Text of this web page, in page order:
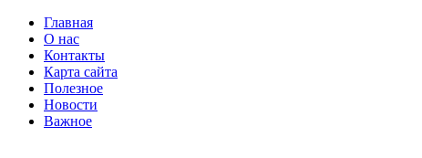
Главная
О нас
Контакты
Карта сайта
Полезное
Новости
Важное